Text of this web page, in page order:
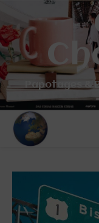
Papotages &